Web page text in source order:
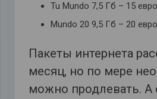
Tu Mundo 7,5 Гб – 15 евро
Mundo 20 9,5 Гб – 20 евро
Пакеты интернета
месяц, но по мере
можно продлевать. А